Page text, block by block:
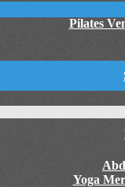
Pilates
Yoga